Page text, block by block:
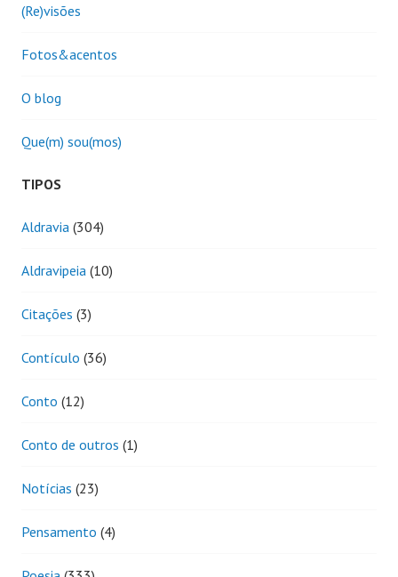
(Re)visões
Fotos&acentos
O blog
Que(m) sou(mos)
TIPOS
Aldravia (304)
Aldravipeia (10)
Citações (3)
Contículo (36)
Conto (12)
Conto de outros (1)
Notícias (23)
Pensamento (4)